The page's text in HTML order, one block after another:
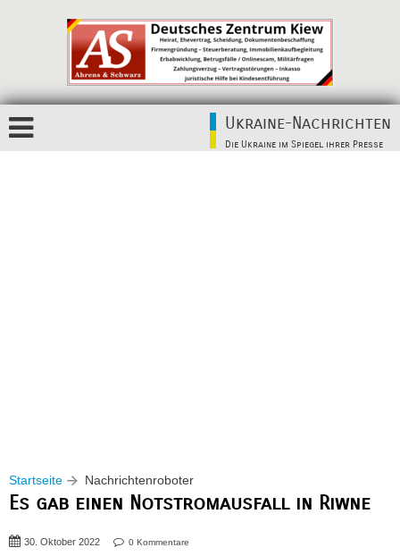
Ukraine-Nachrichten
Die Ukraine im Spiegel ihrer Presse
Startseite Nachrichtenroboter
Es gab einen Notstromausfall in Riwne
30. Oktober 2022 0 Kommentare